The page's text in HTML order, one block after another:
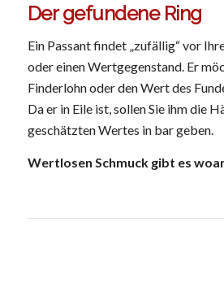
Der gefundene Ring
Ein Passant findet „zufällig“ vor
oder einen Wertgegenstand. Er
Finderlohn oder den Wert des
Da er in Eile ist, sollen Sie ihm die
geschätzten Wertes in bar geben.
Wertlosen Schmuck gibt es